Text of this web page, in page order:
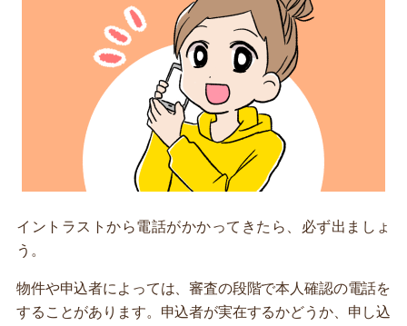
イントラストから電話がかかってきたら、必ず出ましょ
う。
物件や申込者によっては、審査の段階で本人確認の電話を
することがあります。申込者が実在するかどうか、申し込